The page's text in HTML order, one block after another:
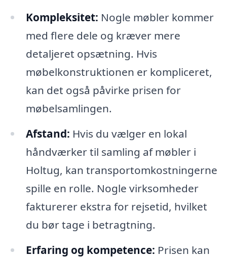
Kompleksitet: Nogle møbler kommer
med flere dele og kræver mere
detaljeret opsætning. Hvis
møbelkonstruktionen er kompliceret,
kan det også påvirke prisen for
møbelsamlingen.
Afstand: Hvis du vælger en lokal
håndværker til samling af møbler i
Holtug, kan transportomkostningerne
spille en rolle. Nogle virksomheder
fakturerer ekstra for rejsetid, hvilket
du bør tage i betragtning.
Erfaring og kompetence: Prisen kan